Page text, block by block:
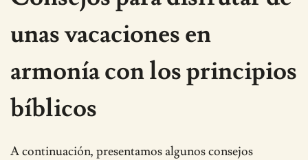
unas vacaciones en
armonía con los principios
bíblicos
A continuación, presentamos algunos consejos